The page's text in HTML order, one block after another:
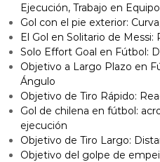
Ejecución, Trabajo en Equipo
Gol con el pie exterior:
El Gol en Solitario de
Solo Effort Goal en Fútbol:
Objetivo a Largo Plazo en
Ángulo
Objetivo de Tiro Rápido:
Gol de chilena en fútbol:
ejecución
Objetivo de Tiro Largo:
Objetivo del golpe de